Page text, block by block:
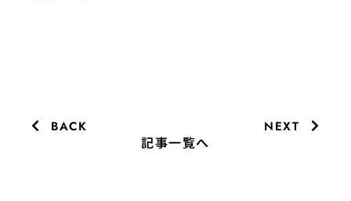
BACK NEXT
記事一覧へ